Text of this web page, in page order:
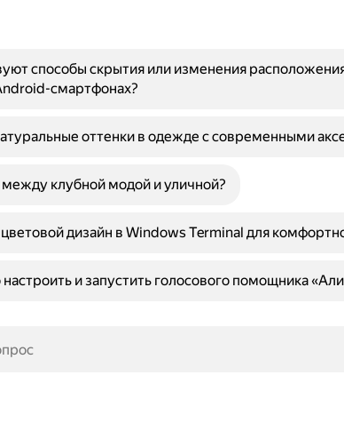
способы скрытия или изменения
смартфонах?
оттенки в одежде с современными
клубной модой и уличной?
цветовой дизайн в Windows Terminal для
и запустить голосового помощника